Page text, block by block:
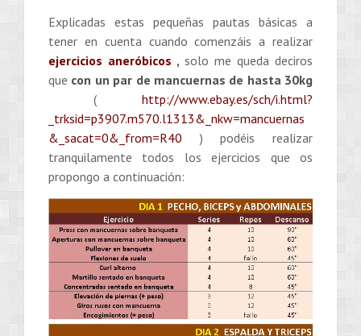
Explicadas estas pequeñas pautas básicas a
tener en cuenta cuando comenzáis a realizar
ejercicios aneróbicos , solo me queda deciros
que con un par de mancuernas de hasta 30kg
( http://www.ebay.es/sch/i.html?
_trksid=p3907.m570.l1313&_nkw=mancuernas
&_sacat=0&_from=R40 ) podéis realizar
tranquilamente todos los ejercicios que os
propongo a continuación: